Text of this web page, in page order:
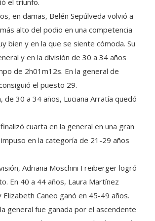
en damas, Belén Sepúlveda volvió a
alto del podio en una competencia
bien y en la que se siente cómoda. Su
y en la división de 30 a 34 años
de 2h01m12s. En la general de
el puesto 29.
de 30 a 34 años, Luciana Arratía quedó
cuarta en la general en una gran
en la categoría de 21-29 años
Adriana Moschini Freiberger logró
En 40 a 44 años, Laura Martínez
Caneo ganó en 45-49 años.
general fue ganada por el ascendente